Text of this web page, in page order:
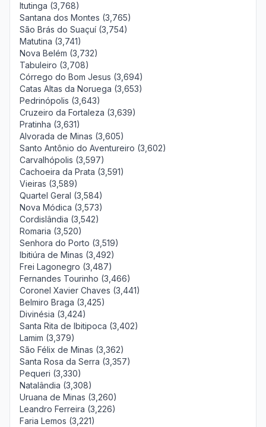
Itutinga (3,768)
Santana dos Montes (3,765)
São Brás do Suaçuí (3,754)
Matutina (3,741)
Nova Belém (3,732)
Tabuleiro (3,708)
Córrego do Bom Jesus (3,694)
Catas Altas da Noruega (3,653)
Pedrinópolis (3,643)
Cruzeiro da Fortaleza (3,639)
Pratinha (3,631)
Alvorada de Minas (3,605)
Santo Antônio do Aventureiro (3,602)
Carvalhópolis (3,597)
Cachoeira da Prata (3,591)
Vieiras (3,589)
Quartel Geral (3,584)
Nova Módica (3,573)
Cordislândia (3,542)
Romaria (3,520)
Senhora do Porto (3,519)
Ibitiúra de Minas (3,492)
Frei Lagonegro (3,487)
Fernandes Tourinho (3,466)
Coronel Xavier Chaves (3,441)
Belmiro Braga (3,425)
Divinésia (3,424)
Santa Rita de Ibitipoca (3,402)
Lamim (3,379)
São Félix de Minas (3,362)
Santa Rosa da Serra (3,357)
Pequeri (3,330)
Natalândia (3,308)
Uruana de Minas (3,260)
Leandro Ferreira (3,226)
Faria Lemos (3,221)